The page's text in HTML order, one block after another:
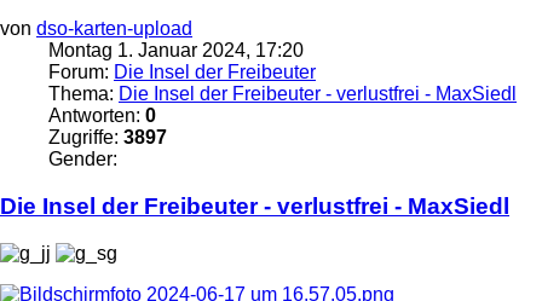
von dso-karten-upload
Montag 1. Januar 2024, 17:20
Forum: Die Insel der Freibeuter
Thema: Die Insel der Freibeuter - verlustfrei - MaxSiedl
Antworten: 0
Zugriffe: 3897
Gender:
Die Insel der Freibeuter - verlustfrei - MaxSiedl